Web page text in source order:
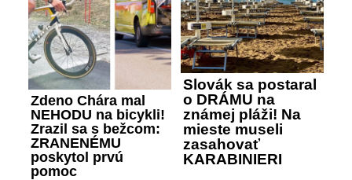
Zdeno Chára mal
NEHODU na bicykli!
Zrazil sa s bežcom:
ZRANENÉMU
poskytol prvú
pomoc
Slovák sa postaral
o DRÁMU na
známej pláži! Na
mieste museli
zasahovať
KARABINIERI